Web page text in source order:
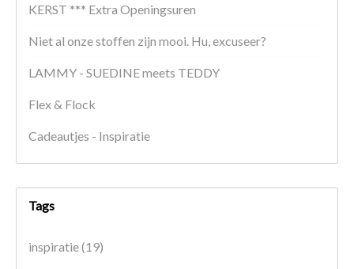
KERST *** Extra Openingsuren
Niet al onze stoffen zijn mooi. Hu, excuseer?
LAMMY - SUEDINE meets TEDDY
Flex & Flock
Cadeautjes - Inspiratie
Tags
inspiratie(19)